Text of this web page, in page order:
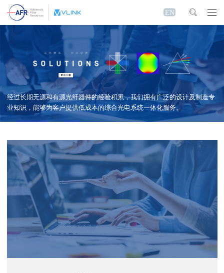
EN
经过长期无源和有源光纤器件的经验积累，我们拥有广泛的设计及制造专
业知识， 能够为客户提供低成本的综合光电系统一体化服务。